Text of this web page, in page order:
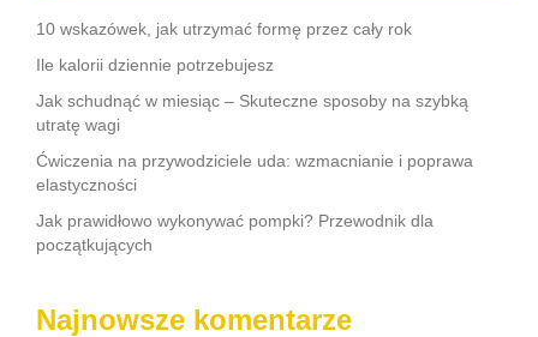
10 wskazówek, jak utrzymać formę przez cały rok
Ile kalorii dziennie potrzebujesz
Jak schudnąć w miesiąc – Skuteczne sposoby na szybką
utratę wagi
Ćwiczenia na przywodziciele uda: wzmacnianie i poprawa
elastyczności
Jak prawidłowo wykonywać pompki? Przewodnik dla
początkujących
Najnowsze komentarze